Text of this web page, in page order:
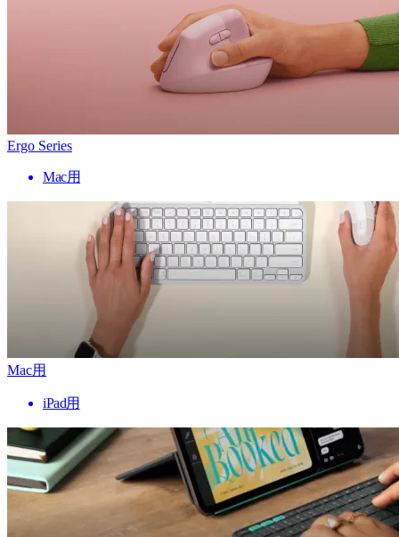
Ergo Series
Mac用
Mac用
iPad用